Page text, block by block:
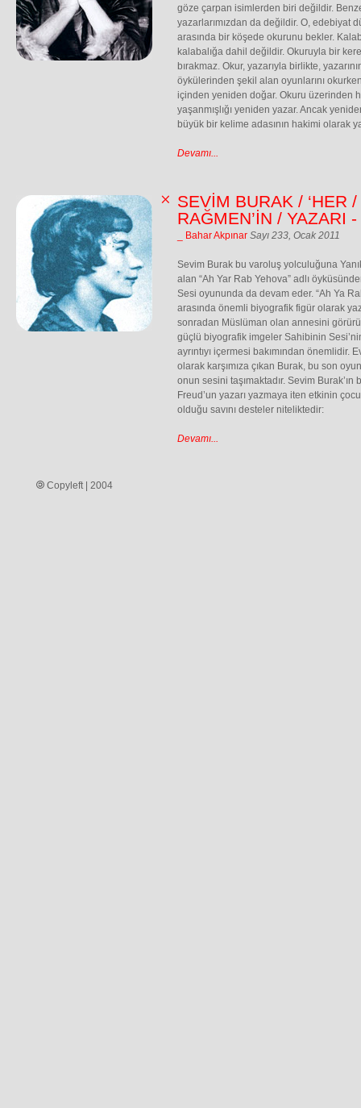
göze çarpan isimlerden biri değildir.
yazarlarımızdan da değildir. O, edebiyat
arasında bir köşede okurunu bekler.
kalabalığa dahil değildir. Okuruyla bir
bırakmaz. Okur, yazarıyla birlikte,
öykülerinden şekil alan oyunlarını
içinden yeniden doğar. Okuru üzerinden
yaşanmışlığı yeniden yazar. Ancak
büyük bir kelime adasının hakimi olarak
Devamı...
SEVİM BURAK / ‘HER
RAĞMEN’İN / YAZARI
_ Bahar Akpınar Sayı 233, Ocak 2011
Sevim Burak bu varoluş yolculuğuna
alan “Ah Yar Rab Yehova” adlı
Sesi oyununda da devam eder. “Ah Ya
arasında önemli biyografik figür olarak
sonradan Müslüman olan annesini
güçlü biyografik imgeler Sahibinin
ayrıntıyı içermesi bakımından önemlidir.
olarak karşımıza çıkan Burak, bu son
onun sesini taşımaktadır. Sevim
Freud’un yazarı yazmaya iten etkinin
olduğu savını desteler niteliktedir:
Devamı...
Copyleft | 2004